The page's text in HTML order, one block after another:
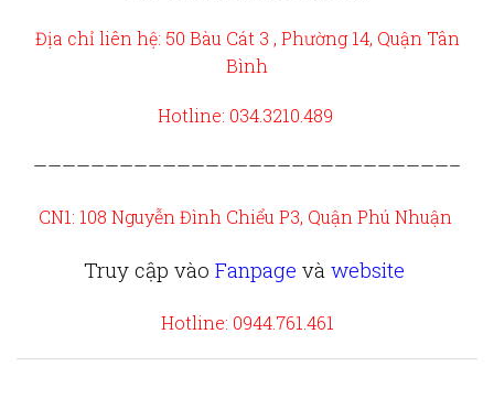
Địa chỉ liên hệ: 50 Bàu Cát 3 , Phường 14, Quận Tân
Bình
Hotline: 034.3210.489
—————————————————————————————–
CN1: 108 Nguyễn Đình Chiểu P3, Quận Phú Nhuận
Truy cập vào Fanpage và website
Hotline: 0944.761.461